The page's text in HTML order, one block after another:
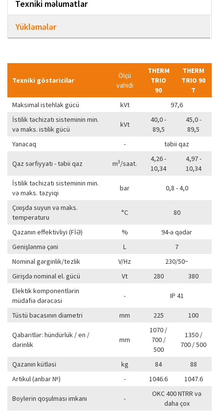
Texniki məlumatlar
Yükləmələr
Texniki göstəricilər
Ölçü
vahidi
THERM
TRIO
90
THERM
TRIO 90
T
Maksimal istehlak gücü
kVt
97,6
İstilik təchizatı sisteminin min.
və maks. istilik gücü
kVt
40,0 -
89,5
45,0 -
89,5
Yanacaq
- təbii qaz
Qaz sərfiyyatı - təbii qaz m3/saat.
4,26 -
10,34
4,97 -
10,34
İstilik təchizatı sisteminin min.
və maks. təzyiqi
bar 0,8 - 4,0
Çıxışda suyun və maks.
temperaturu
°C 80
Qazanın effektivliyi (FİƏ) %
94-ə qədər
Genişlənmə çəni
L
7
Nominal gərginlik/tezlik
V/Hz
230/50~
Girişdə nominal el. gücü
Vt 280
380
Elektik komponentlərin
müdafiə dərəcəsi
- IP 41
Tüstü bacasının diametri mm 225 100
Qabaritlər: hündürlük / en /
dərinlik
mm
1070 /
700 /
500
1350 /
700 / 500
Qazanın kütləsi kg 84
88
Artikul (anbar №)
- 1046.6 1047.6
Boylerin qoşulması imkanı -
OKC 400 NTRR və
daha çox